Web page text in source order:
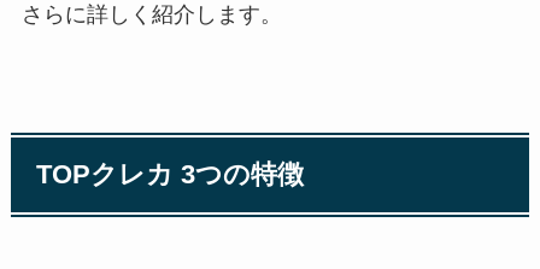
さらに詳しく紹介します。
TOPクレカ 3つの特徴